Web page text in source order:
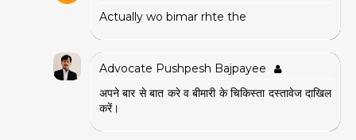
Actually wo bimar rhte the
Advocate Pushpesh Bajpayee
अपने बार से बात करे व बीमारी के चिकिस्ता दस्तावेज दाखिल
करें।